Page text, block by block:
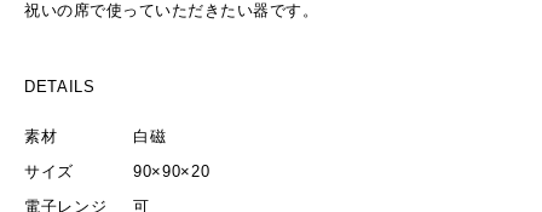
祝いの席で使っていただきたい器です。
DETAILS
素材
白磁
サイズ
90×90×20
電子レンジ
可